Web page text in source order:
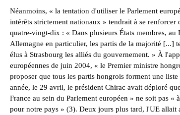
Néanmoins, « la tentation d'utiliser le Parlement
intérêts strictement nationaux » tendrait à se renforcer
quatre-vingt-dix : « Dans plusieurs États membres, au
Allemagne en particulier, les partis de la majorité [...]
élus à Strasbourg les alliés du gouvernement. » À
européennes de juin 2004, « le Premier ministre
proposer que tous les partis hongrois forment une
année, le 29 avril, le président Chirac avait déploré
France au sein du Parlement européen » ne soit pas «
pour notre pays » (3). Deux jours plus tard, l'UE